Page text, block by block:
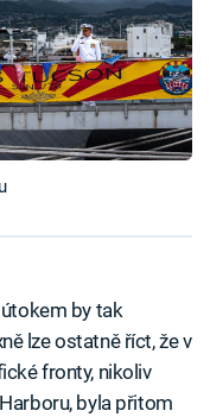
by tak
lze ostatně říct, že v
fronty, nikoliv
byla přitom